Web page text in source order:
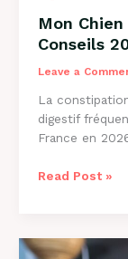
Mon
Conseils
Leave a
La
digestif
France en
Mon
:
Read Post »